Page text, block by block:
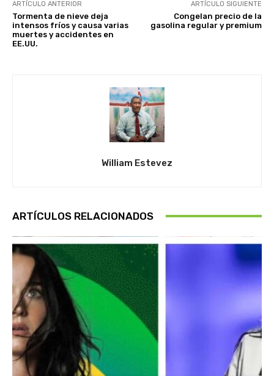
ARTÍCULO ANTERIOR
Tormenta de nieve deja
intensos fríos y causa varias
muertes y accidentes en
EE.UU.
ARTÍCULO SIGUIENTE
Congelan precio de la
gasolina regular y premium
William Estevez
ARTÍCULOS RELACIONADOS